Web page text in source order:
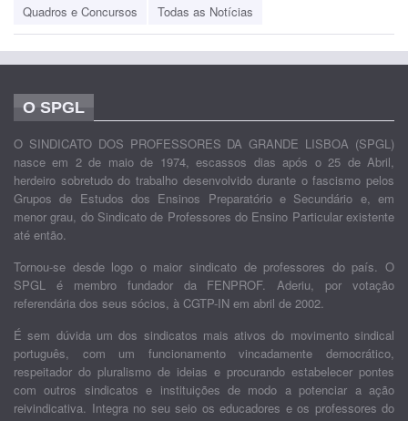
Quadros e Concursos
Todas as Notícias
O SPGL
O SINDICATO DOS PROFESSORES DA GRANDE LISBOA (SPGL)
nasce em 2 de maio de 1974, escassos dias após o 25 de Abril,
herdeiro sobretudo do trabalho desenvolvido durante o fascismo pelos
Grupos de Estudos dos Ensinos Preparatório e Secundário e, em
menor grau, do Sindicato de Professores do Ensino Particular existente
até então.
Tornou-se desde logo o maior sindicato de professores do país. O
SPGL é membro fundador da FENPROF. Aderiu, por votação
referendária dos seus sócios, à CGTP-IN em abril de 2002.
É sem dúvida um dos sindicatos mais ativos do movimento sindical
português, com um funcionamento vincadamente democrático,
respeitador do pluralismo de ideias e procurando estabelecer pontes
com outros sindicatos e instituições de modo a potenciar a ação
reivindicativa. Integra no seu seio os educadores e os professores do